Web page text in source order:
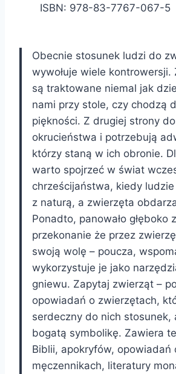
ISBN: 978-83-7767-067-5
Obecnie stosunek ludzi do
wywołuje wiele kontrowersji.
są traktowane niemal jak
nami przy stole, czy chodzą
piękności. Z drugiej strony
okrucieństwa i potrzebują
którzy staną w ich obronie.
warto spojrzeć w świat
chrześcijaństwa, kiedy
z naturą, a zwierzęta
Ponadto, panowało głęboko
przekonanie że przez
swoją wolę – poucza,
wykorzystuje je jako
gniewu. Zapytaj zwierząt –
opowiadań o zwierzętach,
serdeczny do nich stosunek,
bogatą symbolikę. Zawiera
Biblii, apokryfów, opowiadań
męczennikach, literatury